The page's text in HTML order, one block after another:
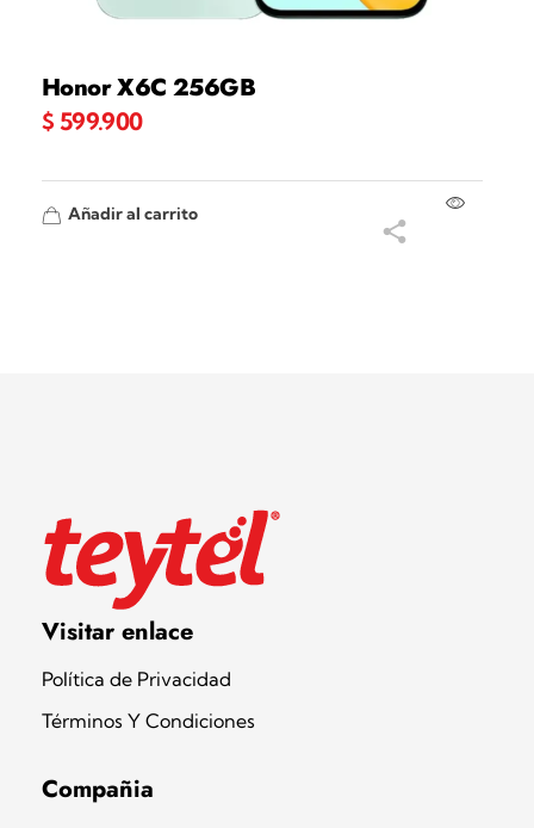
Honor X6C 256GB
$ 599.900
Añadir al carrito
Teytel S.A.S
Teytel - Distribuidor autorizado de claro
Visitar enlace
Política de Privacidad
Términos Y Condiciones
Compañia